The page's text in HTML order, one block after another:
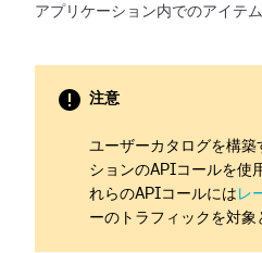
アプリケーション内でのアイテ
注意
ユーザーカタログを構築
ションのAPIコールを使
れらのAPIコールには レ
ーのトラフィックを対象